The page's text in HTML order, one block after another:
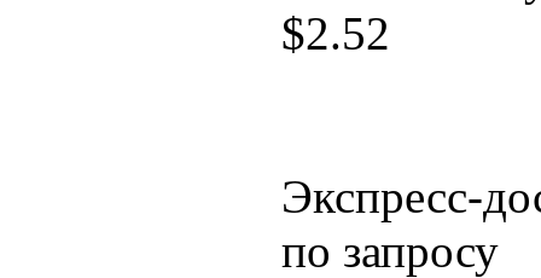
$2.52
Экспресс-
по запросу